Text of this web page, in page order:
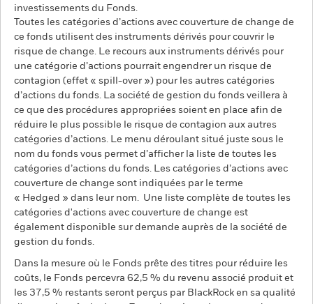
investissements du Fonds.
Toutes les catégories d’actions avec couverture de change de
ce fonds utilisent des instruments dérivés pour couvrir le
risque de change. Le recours aux instruments dérivés pour
une catégorie d’actions pourrait engendrer un risque de
contagion (effet « spill-over ») pour les autres catégories
d’actions du fonds. La société de gestion du fonds veillera à
ce que des procédures appropriées soient en place afin de
réduire le plus possible le risque de contagion aux autres
catégories d’actions. Le menu déroulant situé juste sous le
nom du fonds vous permet d’afficher la liste de toutes les
catégories d’actions du fonds. Les catégories d’actions avec
couverture de change sont indiquées par le terme
« Hedged » dans leur nom. Une liste complète de toutes les
catégories d'actions avec couverture de change est
également disponible sur demande auprès de la société de
gestion du fonds.
Dans la mesure où le Fonds prête des titres pour réduire les
coûts, le Fonds percevra 62,5 % du revenu associé produit et
les 37,5 % restants seront perçus par BlackRock en sa qualité